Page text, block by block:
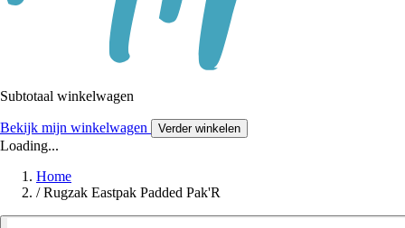
Subtotaal winkelwagen
Bekijk mijn winkelwagen Verder winkelen
Loading...
Home
/ Rugzak Eastpak Padded Pak'R